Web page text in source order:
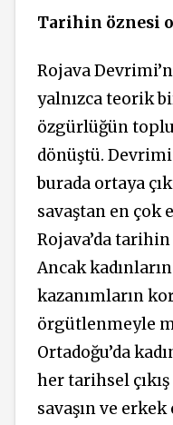
Tarihin öznesi
Rojava
yalnızca teorik
özgürlüğün
dönüştü.
burada ortaya
savaştan en
Rojava’da
Ancak
kazanımların
örgütlenmeyle
Ortadoğu’da
her tarihsel
savaşın ve